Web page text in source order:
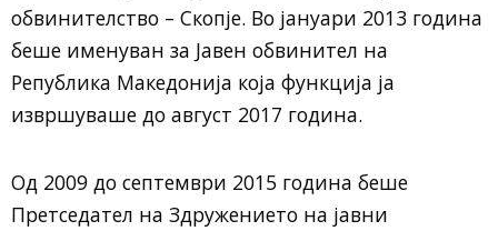
обвинителство – Скопје. Во јануари 2013 година
беше именуван за Јавен обвинител на
Република Македонија која функција ја
извршуваше до август 2017 година.
Од 2009 до септември 2015 година беше
Претседател на Здружението на јавни